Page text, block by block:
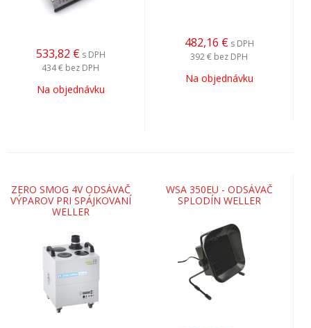
533,82 € s DPH
434 € bez DPH
Na objednávku
482,16 € s DPH
392 € bez DPH
Na objednávku
ZERO SMOG 4V ODSÁVAČ
VÝPAROV PRI SPÁJKOVANÍ
WELLER
WSA 350EU - ODSÁVAČ
SPLODÍN WELLER